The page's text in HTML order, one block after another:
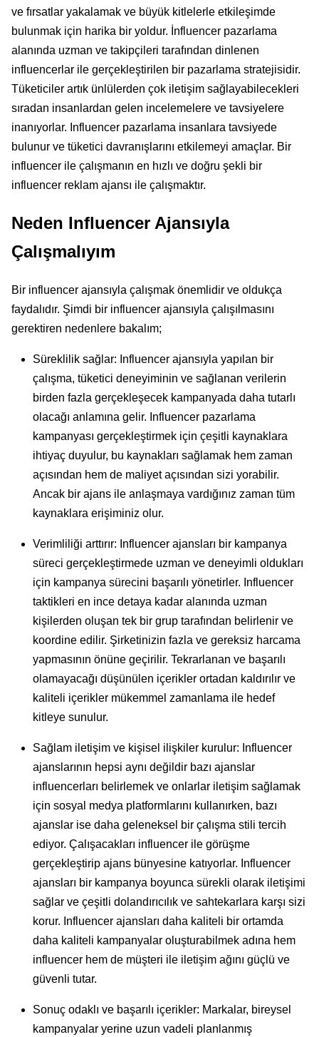
ve fırsatlar yakalamak ve büyük kitlelerle etkileşimde
bulunmak için harika bir yoldur. İnfluencer pazarlama
alanında uzman ve takipçileri tarafından dinlenen
influencerlar ile gerçekleştirilen bir pazarlama stratejisidir.
Tüketiciler artık ünlülerden çok iletişim sağlayabilecekleri
sıradan insanlardan gelen incelemelere ve tavsiyelere
inanıyorlar. Influencer pazarlama insanlara tavsiyede
bulunur ve tüketici davranışlarını etkilemeyi amaçlar. Bir
influencer ile çalışmanın en hızlı ve doğru şekli bir
influencer reklam ajansı ile çalışmaktır.
Neden Influencer Ajansıyla
Çalışmalıyım
Bir influencer ajansıyla çalışmak önemlidir ve oldukça
faydalıdır. Şimdi bir influencer ajansıyla çalışılmasını
gerektiren nedenlere bakalım;
Süreklilik sağlar: Influencer ajansıyla yapılan bir
çalışma, tüketici deneyiminin ve sağlanan verilerin
birden fazla gerçekleşecek kampanyada daha tutarlı
olacağı anlamına gelir. Influencer pazarlama
kampanyası gerçekleştirmek için çeşitli kaynaklara
ihtiyaç duyulur, bu kaynakları sağlamak hem zaman
açısından hem de maliyet açısından sizi yorabilir.
Ancak bir ajans ile anlaşmaya vardığınız zaman tüm
kaynaklara erişiminiz olur.
Verimliliği arttırır: Influencer ajansları bir kampanya
süreci gerçekleştirmede uzman ve deneyimli oldukları
için kampanya sürecini başarılı yönetirler. Influencer
taktikleri en ince detaya kadar alanında uzman
kişilerden oluşan tek bir grup tarafından belirlenir ve
koordine edilir. Şirketinizin fazla ve gereksiz harcama
yapmasının önüne geçirilir. Tekrarlanan ve başarılı
olamayacağı düşünülen içerikler ortadan kaldırılır ve
kaliteli içerikler mükemmel zamanlama ile hedef
kitleye sunulur.
Sağlam iletişim ve kişisel ilişkiler kurulur: Influencer
ajanslarının hepsi aynı değildir bazı ajanslar
influencerları belirlemek ve onlarlar iletişim sağlamak
için sosyal medya platformlarını kullanırken, bazı
ajanslar ise daha geleneksel bir çalışma stili tercih
ediyor. Çalışacakları influencer ile görüşme
gerçekleştirip ajans bünyesine katıyorlar. Influencer
ajansları bir kampanya boyunca sürekli olarak iletişimi
sağlar ve çeşitli dolandırıcılık ve sahtekarlara karşı sizi
korur. Influencer ajansları daha kaliteli bir ortamda
daha kaliteli kampanyalar oluşturabilmek adına hem
influencer hem de müşteri ile iletişim ağını güçlü ve
güvenli tutar.
Sonuç odaklı ve başarılı içerikler: Markalar, bireysel
kampanyalar yerine uzun vadeli planlanmış